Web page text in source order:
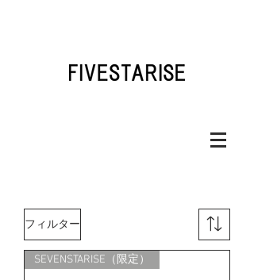
フィルター
SEVENSTARISE（限定）